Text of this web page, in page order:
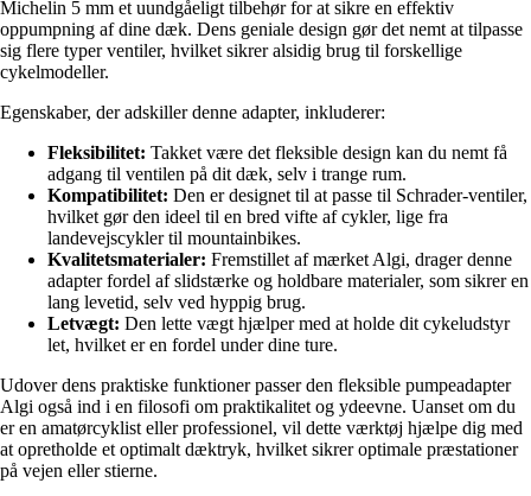
Michelin 5 mm et uundgåeligt tilbehør for at sikre en effektiv
oppumpning af dine dæk. Dens geniale design gør det nemt at tilpasse
sig flere typer ventiler, hvilket sikrer alsidig brug til forskellige
cykelmodeller.
Egenskaber, der adskiller denne adapter, inkluderer:
Fleksibilitet: Takket være det fleksible design kan du nemt få
adgang til ventilen på dit dæk, selv i trange rum.
Kompatibilitet: Den er designet til at passe til Schrader-ventiler,
hvilket gør den ideel til en bred vifte af cykler, lige fra
landevejscykler til mountainbikes.
Kvalitetsmaterialer: Fremstillet af mærket Algi, drager denne
adapter fordel af slidstærke og holdbare materialer, som sikrer en
lang levetid, selv ved hyppig brug.
Letvægt: Den lette vægt hjælper med at holde dit cykeludstyr
let, hvilket er en fordel under dine ture.
Udover dens praktiske funktioner passer den fleksible pumpeadapter
Algi også ind i en filosofi om praktikalitet og ydeevne. Uanset om du
er en amatørcyklist eller professionel, vil dette værktøj hjælpe dig med
at opretholde et optimalt dæktryk, hvilket sikrer optimale præstationer
på vejen eller stierne.